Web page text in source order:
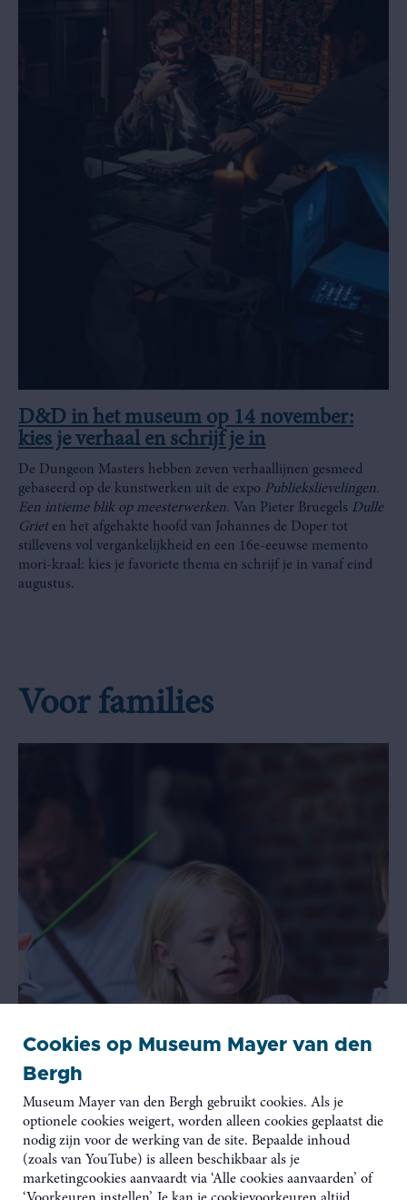
Cookies op Museum Mayer van den
Bergh
Museum Mayer van den Bergh gebruikt cookies. Als je
optionele cookies weigert, worden alleen cookies geplaatst die
nodig zijn voor de werking van de site. Bepaalde inhoud
(zoals van YouTube) is alleen beschikbaar als je
marketingcookies aanvaardt via ‘Alle cookies aanvaarden’ of
D&D in het museum op 14 november:
kies je verhaal en schrijf je in
De Dungeon Masters hebben zeven verhaallijnen gesmeed
gebaseerd op de kunstwerken uit de expo Publiekslievelingen.
Een intieme blik op meesterwerken. Van Pieter Bruegels Dulle
Grieten het afgehakte hoofd van Johannes de Doper tot
stillevens vol vergankelijkheid en een 16e-eeuwse memento
mori-kraal: kies je favoriete thema en schrijf je in vanaf eind
augustus.
Voor families